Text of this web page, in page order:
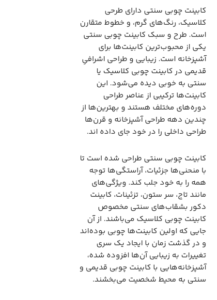
کابینت چوبی سنتی دارای طرحی
کلاسیک، رنگ‌های گرم، و خطوط متقارن
است. طرح و سبک کابینت چوبی سنتی
یکی از محبوب‌ترین کابینت‌ها برای
آشپزخانه است. زیبایی و طراحی اشرافیِ
قدیمی در کابینت چوبی کلاسیک یا
سنتی به خوبی دیده می‌شود. این
کابینت‌ها ترکیبی از عناصر طراحی
دوره‌های مختلف هستند و بهترین‌ها از
چندین دهه طراحی آشپزخانه و قرن‌ها
طراحی داخلی را در خود جای داده اند.
کابینت چوبی سنتی طراحی شده است تا
با منحنی‌ها جزئیات، آراستگی‌ها توجه
همه را به خود جلب کند. ویژگی‌های
مانند تاج، سر ستون، تزئینات، کابینت
دکور بشقاب‌های سنتی مخصوص
کابینت چوبی کلاسیک می‌باشند. از آن
جایی که اولین کابینت‌ها چوبی بوده‌اند
و در گذشت زمان با ایجاد یک سری
تغییرات به زیبایی آن‌ها افزوده شده،
آشپزخانه‌هایی با کابینت چوبی قدیمی و
سنتی به محیط شخصیت می‌بخشند.